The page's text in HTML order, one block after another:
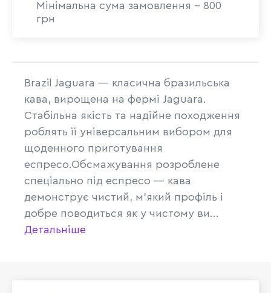
Мінімальна сума замовлення - 800
грн
Brazil Jaguara — класична бразильська
кава, вирощена на фермі Jaguara.
Стабільна якість та надійне походження
роблять її універсальним вибором для
щоденного приготування
еспресо.Обсмажування розроблене
спеціально під еспресо — кава
демонструє чистий, м’який профіль і
добре поводиться як у чистому ви...
Детальніше